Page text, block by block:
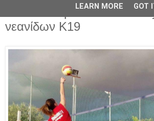
Πελοποννήσου beach
νεανίδων Κ19
LEARN MORE GOT